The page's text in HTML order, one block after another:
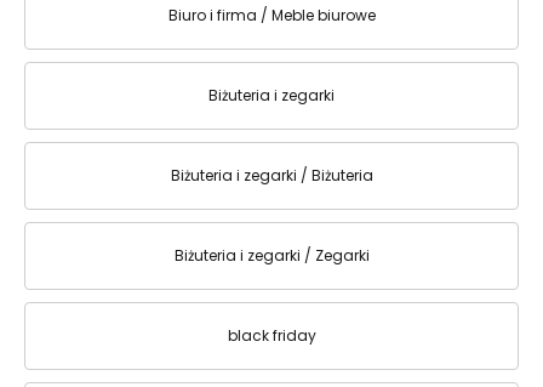
Biuro i firma / Meble biurowe
Biżuteria i zegarki
Biżuteria i zegarki / Biżuteria
Biżuteria i zegarki / Zegarki
black friday